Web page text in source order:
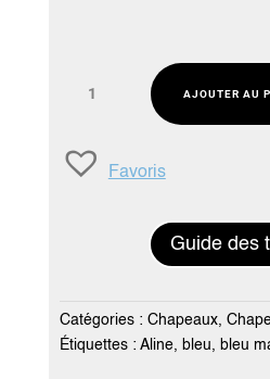
mariage
bleu
AJOUTER AU
Favoris
Guide des
Catégories : Chapeaux,
Étiquettes : Aline, bleu, bleu